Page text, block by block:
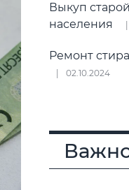
Выкуп
населения
Ремонт
02.10.2024